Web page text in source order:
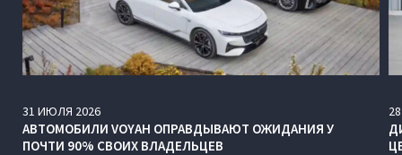
31 ИЮЛЯ 2026
АВТОМОБИЛИ VOYAH ОПРАВДЫВАЮТ ОЖИДАНИЯ У
ПОЧТИ 90% СВОИХ ВЛАДЕЛЬЦЕВ
28